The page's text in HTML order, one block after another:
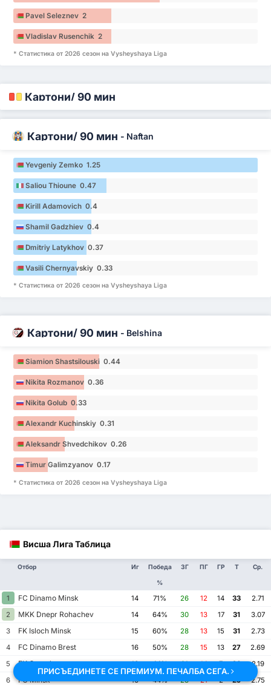
Pavel Seleznev 2
Vladislav Rusenchik 2
* Статистика от 2026 сезон на Vysheyshaya Liga
Картони/ 90 мин
Картони/ 90 мин - Naftan
Yevgeniy Zemko 1.25
Saliou Thioune 0.47
Kirill Adamovich 0.4
Shamil Gadzhiev 0.4
Dmitriy Latykhov 0.37
Vasili Chernyavskiy 0.33
* Статистика от 2026 сезон на Vysheyshaya Liga
Картони/ 90 мин - Belshina
Siamion Shastsilouski 0.44
Nikita Rozmanov 0.36
Nikita Golub 0.33
Alexandr Kuchinskiy 0.31
Aleksandr Shvedchikov 0.26
Timur Galimzyanov 0.17
* Статистика от 2026 сезон на Vysheyshaya Liga
Висша Лига Таблица
Отбор Иг Победа
%
ЗГ ПГ ГР Т Ср.
1 FC Dinamo Minsk 14 71% 26 12 14 33
2.71
2
MKK Dnepr Rohachev 14 64% 30 13 17 31
3.07
3
FK Isloch Minsk 15 60% 28 13 15 31
2.73
4
FC Dinamo Brest 16 50% 28 15 13 27
2.69
5
FK Gomel 16 44% 21 14 7 26
2.19
6
FC Minsk 16 44% 23 21 2 25 2.75
ПРИСЪЕДИНЕТЕ СЕ ПРЕМИУМ. ПЕЧАЛБА СЕГА.